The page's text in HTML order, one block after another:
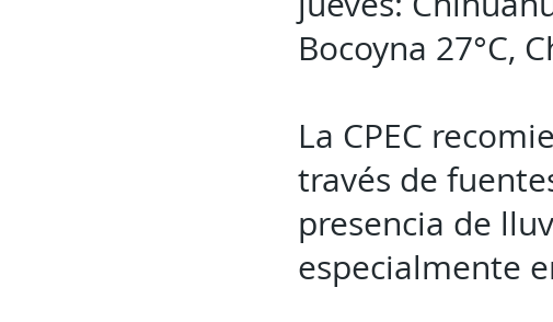
Bocoyna 27°C,
La CPEC
través de
presencia de
especialmente